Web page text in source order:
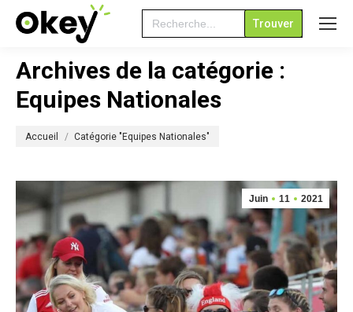
Search
for:
Archives de la catégorie :
Equipes Nationales
Accueil Catégorie "Equipes Nationales"
Juin 11 2021